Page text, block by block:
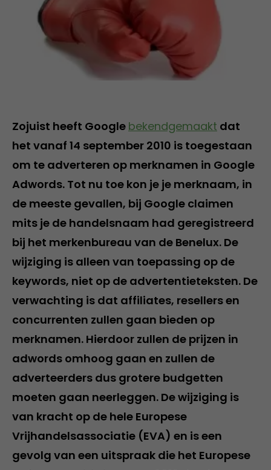
Zojuist heeft Google bekendgemaakt dat
het vanaf 14 september 2010 is toegestaan
om te adverteren op merknamen in Google
Adwords. Tot nu toe kon je je merknaam, in
de meeste gevallen, bij Google claimen
mits je de handelsnaam had geregistreerd
bij het merkenbureau van de Benelux. De
wijziging is alleen van toepassing op de
keywords, niet op de advertentieteksten. De
verwachting is dat affiliates, resellers en
concurrenten zullen gaan bieden op
merknamen. Hierdoor zullen de prijzen in
adwords omhoog gaan en zullen de
adverteerders dus grotere budgetten
moeten gaan neerleggen. De wijziging is
van kracht op de hele Europese
Vrijhandelsassociatie (EVA) en is een
gevolg van een uitspraak die het Europese